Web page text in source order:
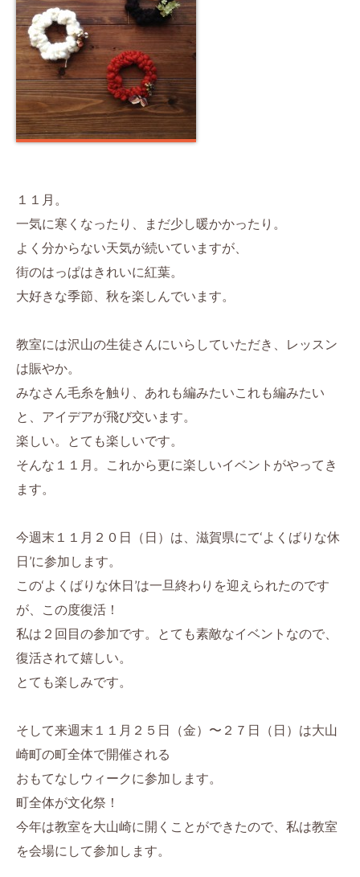
１１月。
一気に寒くなったり、まだ少し暖かかったり。
よく分からない天気が続いていますが、
街のはっぱはきれいに紅葉。
大好きな季節、秋を楽しんでいます。
教室には沢山の生徒さんにいらしていただき、レッスン
は賑やか。
みなさん毛糸を触り、あれも編みたいこれも編みたい
と、アイデアが飛び交います。
楽しい。とても楽しいです。
そんな１１月。これから更に楽しいイベントがやってき
ます。
今週末１１月２０日（日）は、滋賀県にて‘よくばりな休
日’に参加します。
この‘よくばりな休日’は一旦終わりを迎えられたのです
が、この度復活！
私は２回目の参加です。とても素敵なイベントなので、
復活されて嬉しい。
とても楽しみです。
そして来週末１１月２５日（金）〜２７日（日）は大山
崎町の町全体で開催される
おもてなしウィークに参加します。
町全体が文化祭！
今年は教室を大山崎に開くことができたので、私は教室
を会場にして参加します。